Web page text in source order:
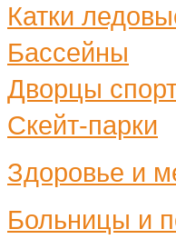
Катки
Бассейны
Дворцы
Скейт-парки
Здоровье и
Больницы и